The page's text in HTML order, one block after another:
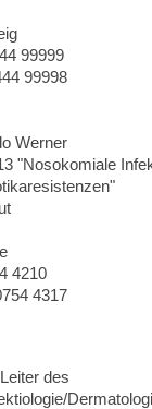
99999
99998
Werner
"Nosokomiale
4210
4317
des